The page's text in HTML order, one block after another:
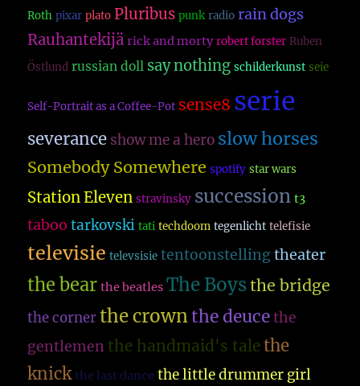
Roth pixar plato Pluribus punk radio rain dogs
Rauhantekijä rick and morty robert forster Ruben
Östlund russian doll say nothing schilderkunst seie
Self-Portrait as a Coffee-Pot sense8 serie
severance show me a hero slow horses
Somebody Somewhere spotify star wars
Station Eleven stravinsky succession t3
taboo tarkovski tati techdoom tegenlicht telefisie
televisie televsisie tentoonstelling theater
the bear the beatles The Boysthe bridge
the corner the crownthe deuce the
gentlemen the handmaid's talethe
knick the last dance the little drummer girl